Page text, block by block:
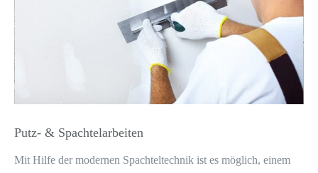
Putz- & Spachtelarbeiten
Mit Hilfe der modernen Spachteltechnik ist es möglich, einem